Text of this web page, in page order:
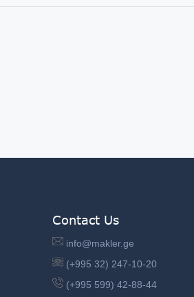
Contact Us
info@makler.ge
(+995 32) 247-10-20
(+995 599) 42-88-44